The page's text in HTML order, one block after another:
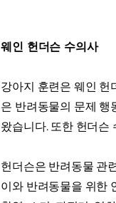
웨인 헌더슨 수의사
강아지 훈련은 웨인 헌
은 반려동물의 문제 행
왔습니다. 또한 헌더슨
헌더슨은 반려동물 관
이와 반려동물을 위한